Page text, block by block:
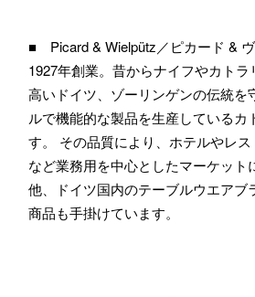
■ Picard & Wielpütz／ピカード &
1927年創業。昔からナイフやカト
高いドイツ、ゾーリンゲンの伝統を
ルで機能的な製品を生産しているカ
す。 その品質により、ホテルやレ
など業務用を中心としたマーケット
他、ドイツ国内のテーブルウエアブ
商品も手掛けています。